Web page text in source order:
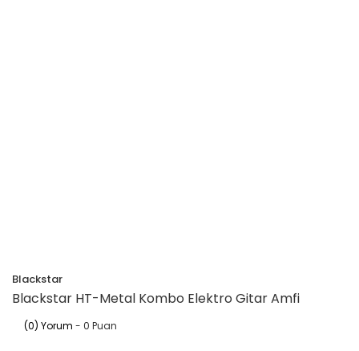
Blackstar
Blackstar HT-Metal Kombo Elektro Gitar Amfi
(0) Yorum - 0 Puan